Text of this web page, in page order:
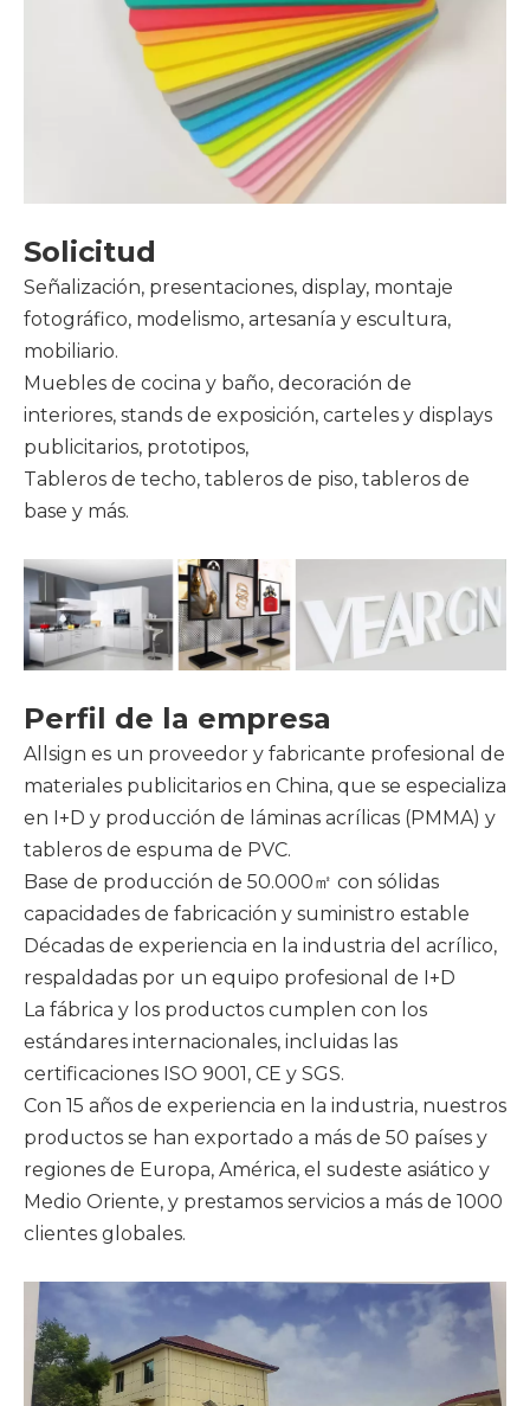
Solicitud
Señalización, presentaciones, display, montaje
fotográfico, modelismo, artesanía y escultura,
mobiliario.
Muebles de cocina y baño, decoración de
interiores, stands de exposición, carteles y displays
publicitarios, prototipos,
Tableros de techo, tableros de piso, tableros de
base y más.
Perfil de la empresa
Allsign es un proveedor y fabricante profesional de
materiales publicitarios en China, que se especializa
en I+D y producción de láminas acrílicas (PMMA) y
tableros de espuma de PVC.
Base de producción de 50.000㎡ con sólidas
capacidades de fabricación y suministro estable
Décadas de experiencia en la industria del acrílico,
respaldadas por un equipo profesional de I+D
La fábrica y los productos cumplen con los
estándares internacionales, incluidas las
certificaciones ISO 9001, CE y SGS.
Con 15 años de experiencia en la industria, nuestros
productos se han exportado a más de 50 países y
regiones de Europa, América, el sudeste asiático y
Medio Oriente, y prestamos servicios a más de 1000
clientes globales.